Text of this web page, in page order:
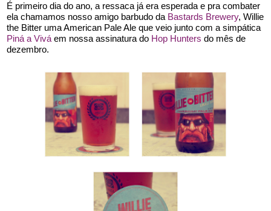
É primeiro dia do ano, a ressaca já era esperada e pra combater
ela chamamos nosso amigo barbudo da Bastards Brewery, Willie
Piná a Vivá em nossa assinatura do Hop Hunters do mês de
dezembro.